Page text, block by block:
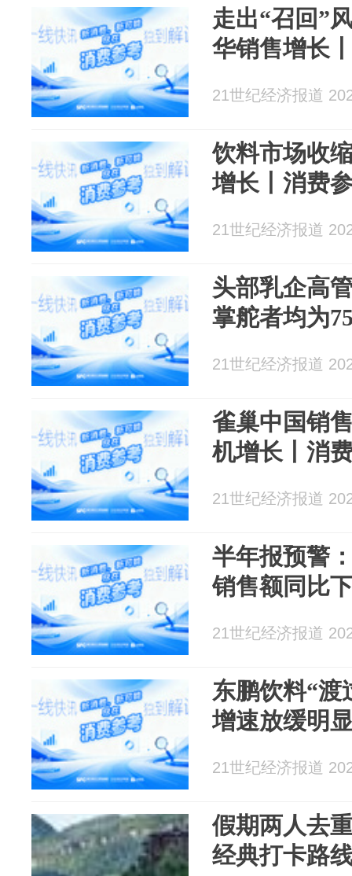
走出“召回”
华销售增长
21世纪经济报道
饮料市场收
增长丨消费
21世纪经济报道
头部乳企高
掌舵者均为
21世纪经济报道
雀巢中国销
机增长丨消
21世纪经济报道
半年报预警
销售额同比
21世纪经济报道
东鹏饮料“渡
增速放缓明
21世纪经济报道
假期两人去
经典打卡路